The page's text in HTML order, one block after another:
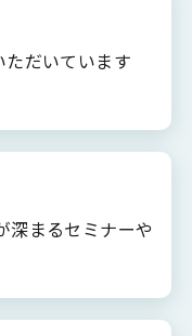
ただいています
深まるセミナーや